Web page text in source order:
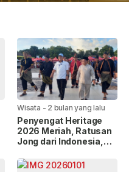
Wisata - 2 bulan yang lalu
Penyengat Heritage
2026 Meriah, Ratusan
Jong dari Indonesia,
Singapura Berlaga